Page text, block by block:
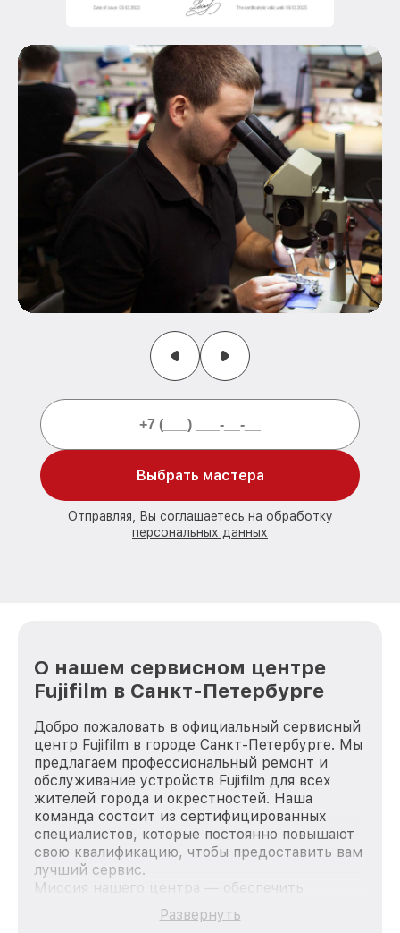
Выбрать мастера
Отправляя, Вы соглашаетесь на обработку
персональных данных
О нашем сервисном центре
Fujifilm в Санкт-Петербурге
Добро пожаловать в официальный сервисный
центр Fujifilm в городе Санкт-Петербурге. Мы
предлагаем профессиональный ремонт и
обслуживание устройств Fujifilm для всех
жителей города и окрестностей. Наша
команда состоит из сертифицированных
специалистов, которые постоянно повышают
свою квалификацию, чтобы предоставить вам
лучший сервис.
Миссия нашего центра — обеспечить
качественный и доступный ремонт для
каждого пользователя продукции Fujifilm, вне
Развернуть